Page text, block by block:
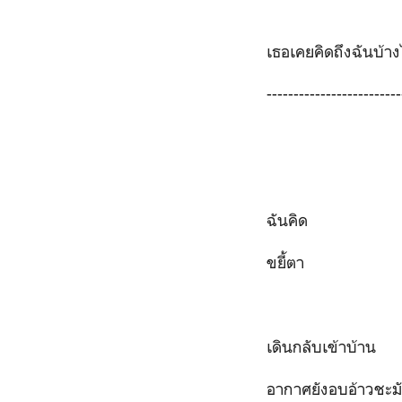
เธอเคยคิดถึงฉันบ้า
ฉันคิด
ขยี้ตา
เดินกลับเข้าบ้าน
อากาศยังอบอ้าวชะ